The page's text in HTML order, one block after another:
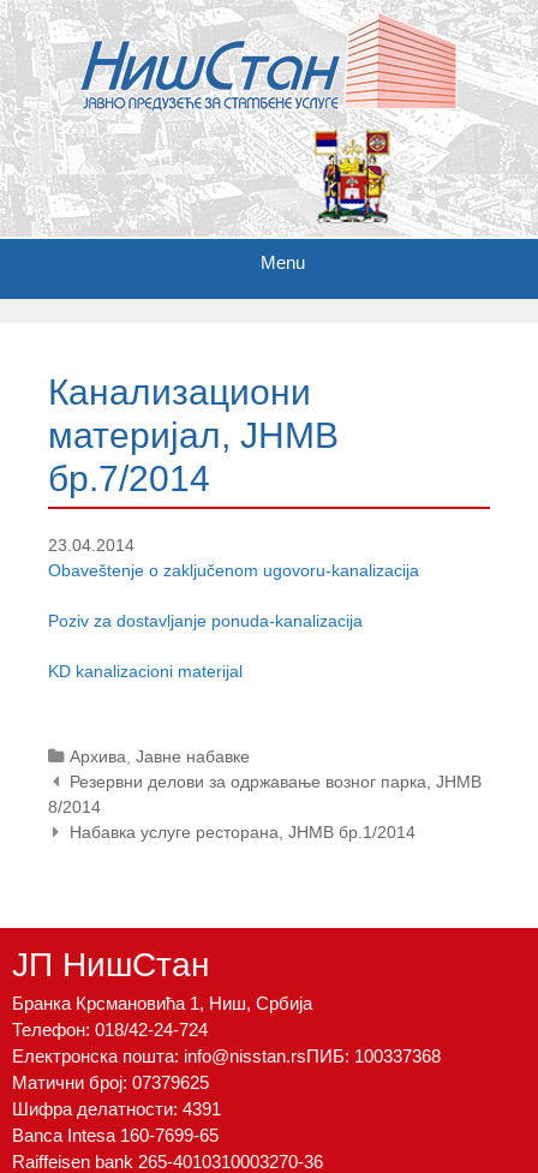
Menu
Канализациони
материјал, ЈНМВ
бр.7/2014
23.04.2014
Obaveštenje o zaključenom ugovoru-kanalizacija
Poziv za dostavljanje ponuda-kanalizacija
KD kanalizacioni materijal
Categories
Архива Јавне набавке
Post
navigation
Резервни делови за одржавање возног парка, ЈНМВ
8/2014
Набавка услуге ресторана, ЈНМВ бр.1/2014
ЈП НишСтан
Бранка Крсмановића 1, Ниш, Србија
Телефон: 018/42-24-724
Електронска пошта: info@nisstan.rsПИБ: 100337368
Матични број: 07379625
Шифра делатности: 4391
Banca Intesa 160-7699-65
Raiffeisen bank 265-4010310003270-36